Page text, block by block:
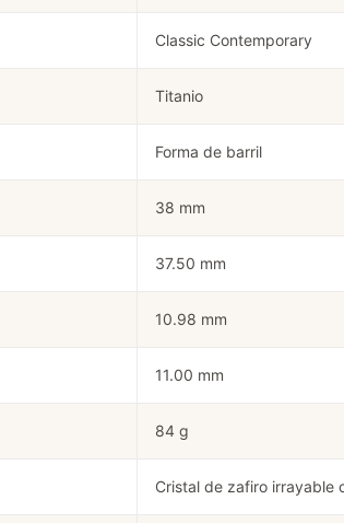
Classic Contemporary
Titanio
Forma de barril
38 mm
37.50 mm
10.98 mm
11.00 mm
84 g
Cristal de zafiro irrayable